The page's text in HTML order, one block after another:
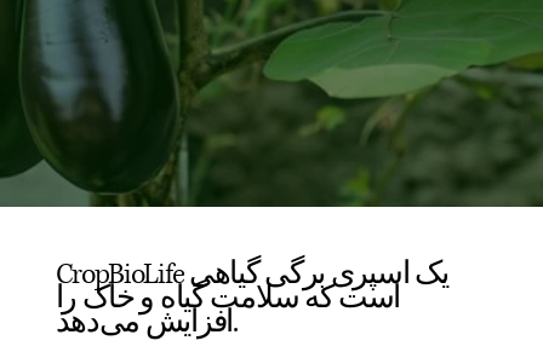
CropBioLife یک اسپری برگی گیاهی
است که سلامت گیاه و خاک را
افزایش می‌دهد.